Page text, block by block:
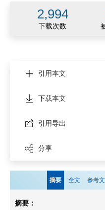
2,994
下载次数
引用本文
下载本文
引用导出
分享
摘要 全文 参考
摘要：